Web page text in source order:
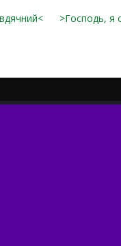
>Господь, я